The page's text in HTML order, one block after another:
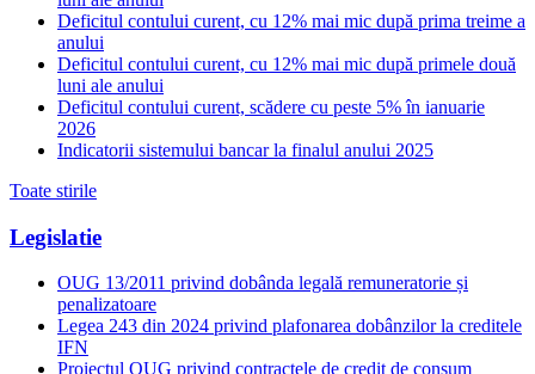
Deficitul contului curent, cu 12% mai mic după prima treime a
anului
Deficitul contului curent, cu 12% mai mic după primele două
luni ale anului
Deficitul contului curent, scădere cu peste 5% în ianuarie
2026
Indicatorii sistemului bancar la finalul anului 2025
Toate stirile
Legislatie
OUG 13/2011 privind dobânda legală remuneratorie și
penalizatoare
Legea 243 din 2024 privind plafonarea dobânzilor la creditele
IFN
Proiectul OUG privind contractele de credit de consum